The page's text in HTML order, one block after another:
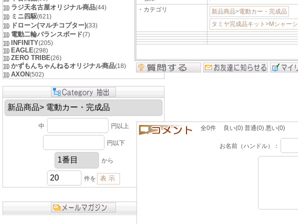
ラジ天名古屋オリジナル商品(44)
ミニ四駆(621)
ドローン(マルチコプター)(33)
電動二輪バランスボード(7)
INFINITY(205)
EAGLE(298)
ZERO TRIBE(26)
かずもんちゃんねるオリジナル商品(18)
AXON(502)
中 円以上
円以下
から
件を
・カテゴリ
新品商品>電動カー・完成品
タミヤ完成品キット>Mシャーシ
全0件 良い(0) 普通(0) 悪い(0)
お名前（ハンドル）：